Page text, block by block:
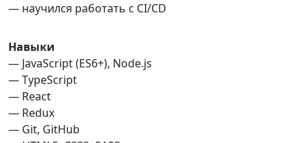
— научился работать с CI/CD
Навыки
— JavaScript (ES6+), Node.js
— TypeScript
— React
— Redux
— Git, GitHub